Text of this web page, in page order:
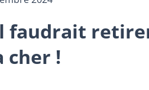
faudrait
cher !